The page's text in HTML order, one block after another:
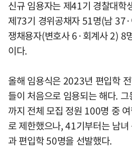
신규 임용자는 제41기 경찰대
제73기 경위공채자 51명(남
쟁채용자(변호사 6·회계사 2) 8
이다.
올해 임용식은 2023년 편입학
들이 처음으로 임용되는 해다.
까지 전체 모집 정원 100명 중
로 제한했으나, 41기부터는 남
과 편입학 50명을 선발했다.